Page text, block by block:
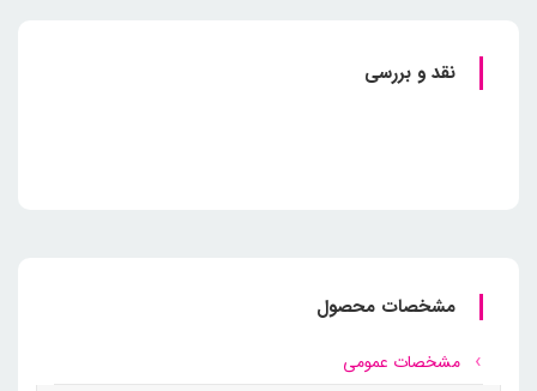
نقد و بررسی
مشخصات محصول
مشخصات عمومی